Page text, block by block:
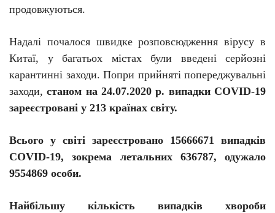
продовжуються.
Надалі почалося швидке розповсюдження вірусу в
Китаї, у багатьох містах були введені серйозні
карантинні заходи. Попри прийняті попереджувальні
заходи,станом на 24.07.2020 р. випадки COVID-19
зареєстровані у 213 країнах світу.
Всього у світі зареєстровано 15666671 випадків
COVID-19, зокрема летальних 636787, одужало
9554869 особи.
Найбільшу кількість випадків хвороби